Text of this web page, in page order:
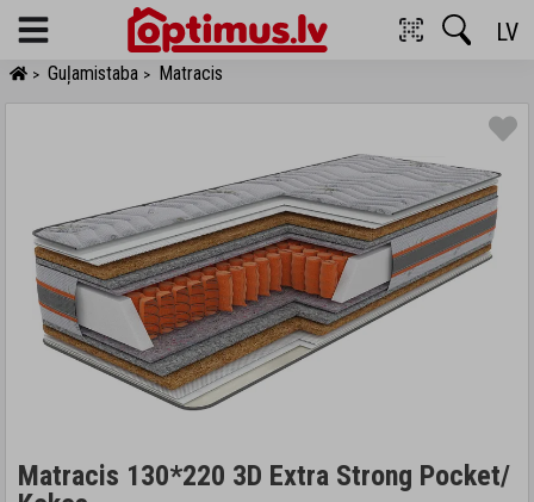
Menu LV
> Guļamistaba > Matracis
Matracis 130*220 3D Extra Strong Pocket/